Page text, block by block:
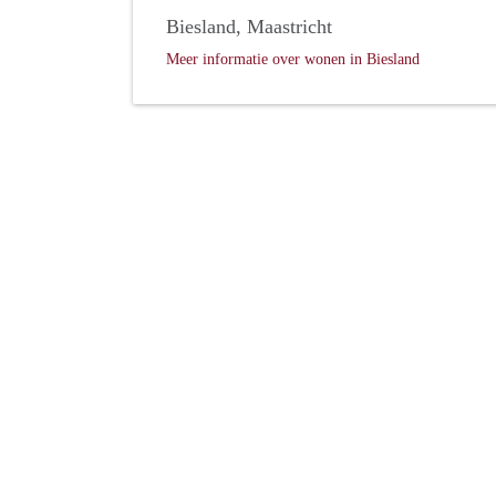
Biesland, Maastricht
Meer informatie over wonen in Biesland